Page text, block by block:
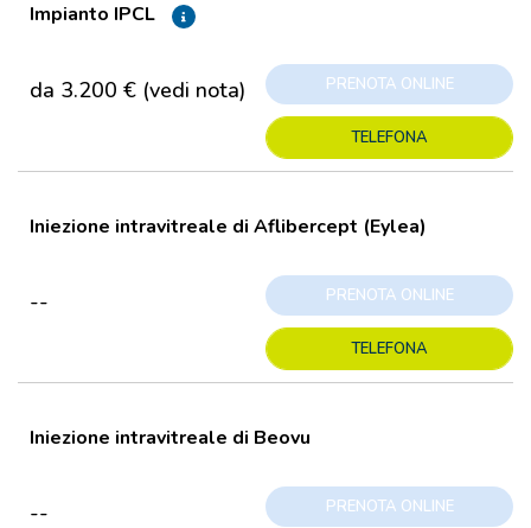
Impianto IPCL
da 3.200 € (vedi nota) PRENOTA ONLINE
TELEFONA
Iniezione intravitreale di Aflibercept (Eylea)
-- PRENOTA ONLINE
TELEFONA
Iniezione intravitreale di Beovu
-- PRENOTA ONLINE